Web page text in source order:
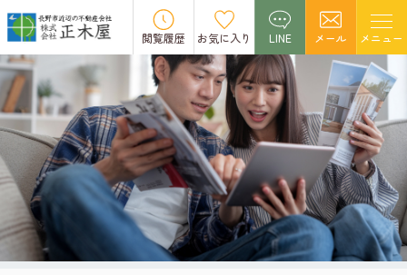
閲覧履歴 お気に入り LINE メール メニュー